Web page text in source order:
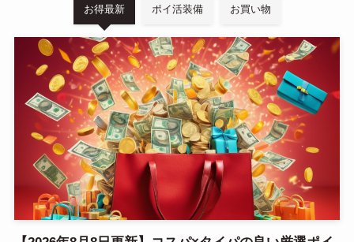
お得最新 ポイ活装備 お買い物